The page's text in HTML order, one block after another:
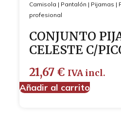
Camisola | Pantalón | Pijamas |
profesional
CONJUNTO
CELESTE C/
21,67 € IVA incl.
Añadir al carrito